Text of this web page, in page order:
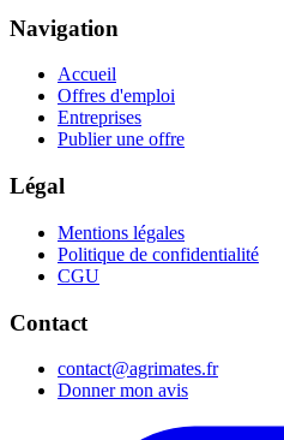
Navigation
Accueil
Offres d'emploi
Entreprises
Publier une offre
Légal
Mentions légales
Politique de confidentialité
CGU
Contact
contact@agrimates.fr
Donner mon avis